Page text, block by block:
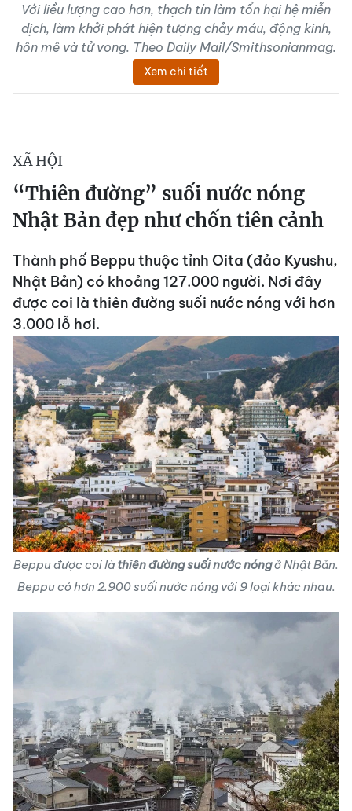
Với liều lượng cao hơn, thạch tín làm tổn hại hệ miễn
dịch, làm khởi phát hiện tượng chảy máu, động kinh,
hôn mê và tử vong. Theo Daily Mail/Smithsonianmag.
Xem chi tiết
XÃ HỘI
“Thiên đường” suối nước nóng
Nhật Bản đẹp như chốn tiên cảnh
Thành phố Beppu thuộc tỉnh Oita (đảo Kyushu,
Nhật Bản) có khoảng 127.000 người. Nơi đây
được coi là thiên đường suối nước nóng với hơn
3.000 lỗ hơi.
Beppu được coi làthiên đường suối nước nóngở Nhật Bản.
Beppu có hơn 2.900 suối nước nóng với 9 loại khác nhau.